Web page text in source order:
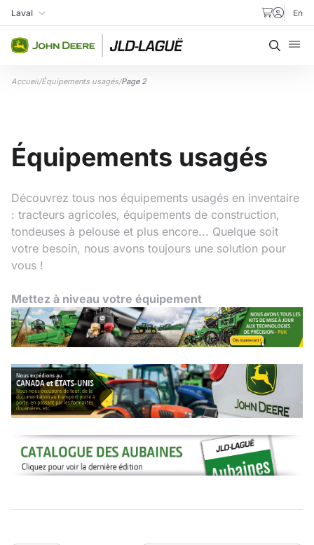
Aller au contenu
Ma succursale
Laval En
Accueil/Équipements usagés/Page 2
Équipements usagés
Découvrez tous nos équipements usagés en inventaire
: tracteurs agricoles, équipements de construction,
tondeuses à pelouse et plus encore... Quelque soit
votre besoin, nous avons toujours une solution pour
vous !
Mettez à niveau votre équipement